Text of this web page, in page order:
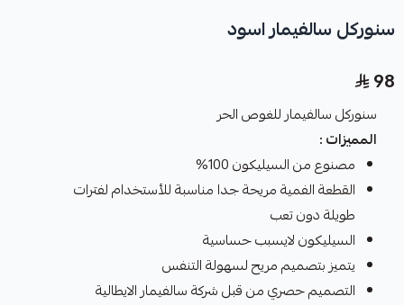
سنوركل سالفيمار اسود
98
سنوركل سالفيمار للغوص الحر
المميزات :
مصنوع من السيليكون 100%
القطعة الفمية مريحة جدا مناسبة للأستخدام لفترات
طويلة دون تعب
السيليكون لايسبب حساسية
يتميز بتصميم مريح لسهولة التنفس
التصميم حصري من قبل شركة سالفيمار الايطالية